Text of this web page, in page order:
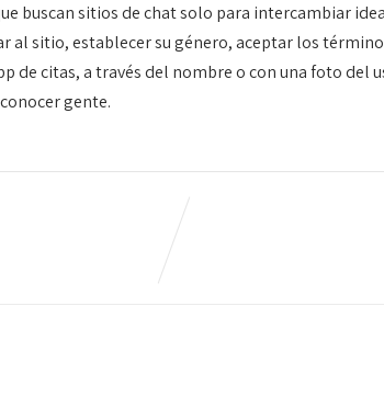
buscan sitios de chat solo para intercambiar
al sitio, establecer su género, aceptar los
de citas, a través del nombre o con una foto del
gente.